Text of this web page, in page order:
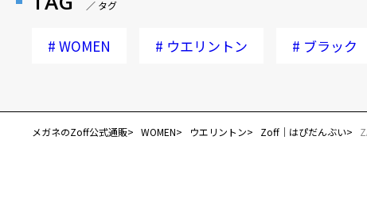
／ タグ
# WOMEN # ウエリントン # ブラック
メガネのZoff公式通販 WOMEN ウエリントン Zoff｜はぴだんぶい